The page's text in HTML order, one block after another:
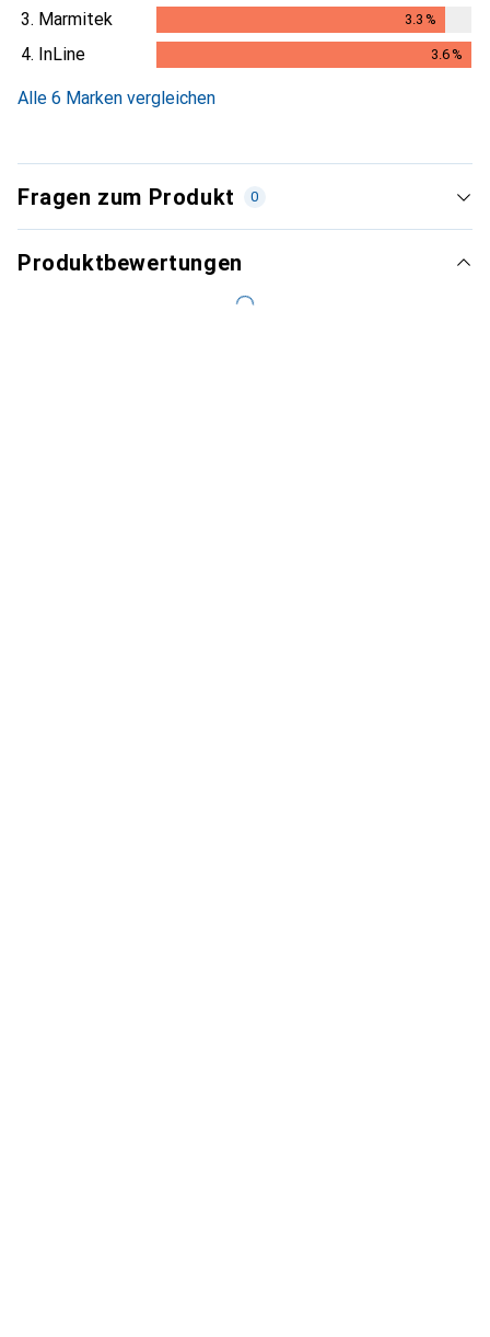
3.2%
3. Marmitek 3.3 %
3.3%
4. InLine 3.6%
Alle 6 Marken vergleichen
Fragen zum Produkt 0
Produktbewertungen